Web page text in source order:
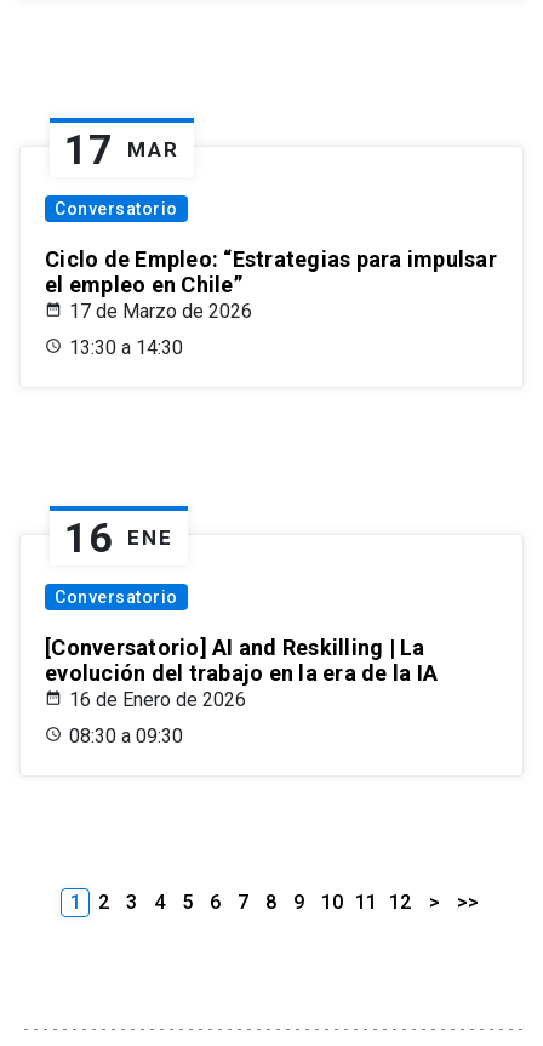
17 MAR
Conversatorio
Ciclo de Empleo: “Estrategias para impulsar
el empleo en Chile”
17 de Marzo de 2026
13:30 a 14:30
16 ENE
Conversatorio
[Conversatorio] AI and Reskilling | La
evolución del trabajo en la era de la IA
16 de Enero de 2026
08:30 a 09:30
1 2 3 4 5 6 7 8 9 10 11 12 > >>